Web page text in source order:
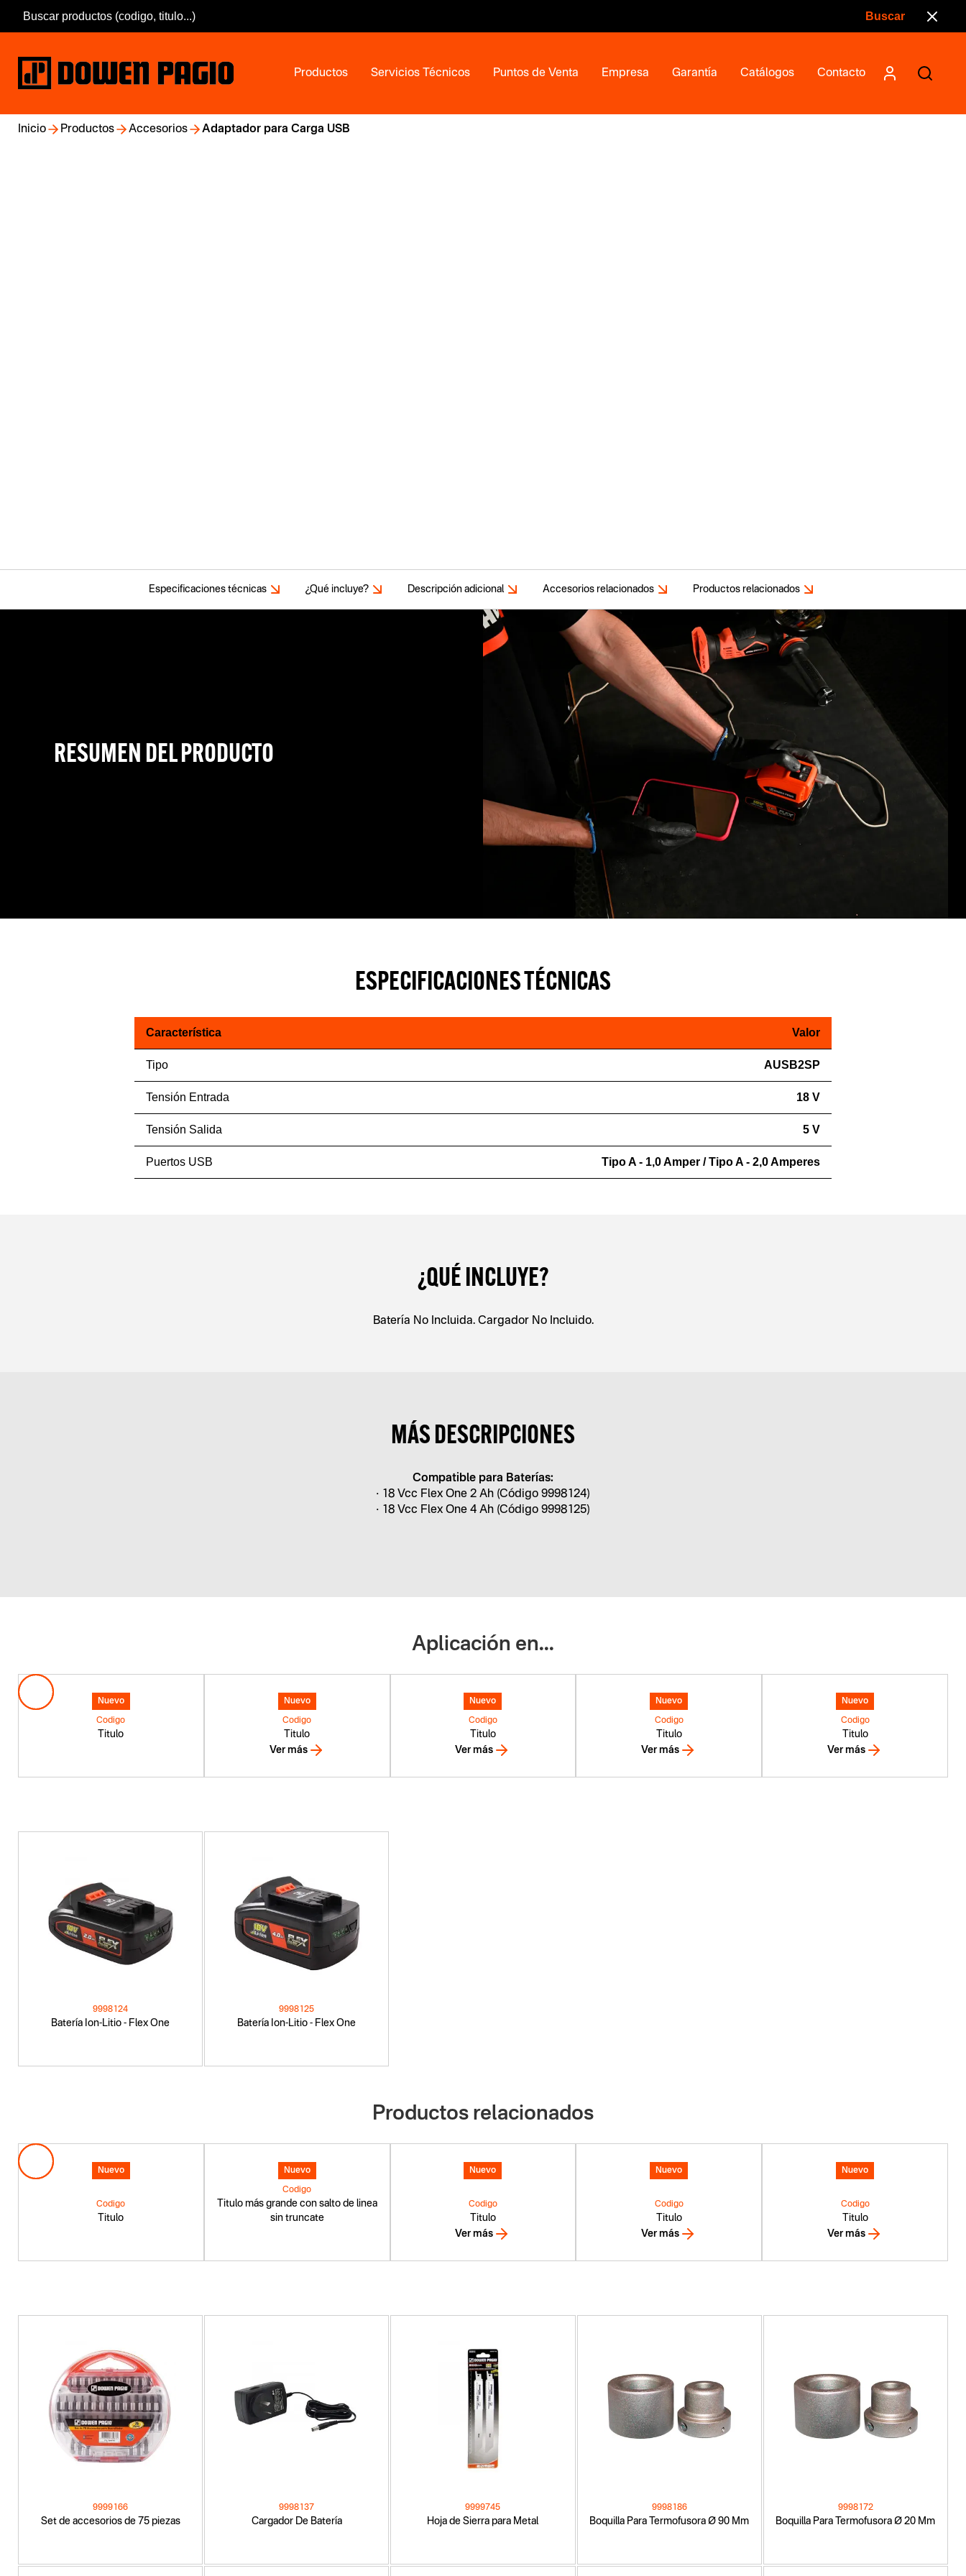
Productos Servicios Técnicos Puntos de Venta Empresa Garantía Catálogos Contacto
Inicio Productos Accesorios Adaptador para Carga USB
Especificaciones técnicas ¿Qué incluye? Descripción adicional Accesorios relacionados Productos relacionados
RESUMEN DEL PRODUCTO
ESPECIFICACIONES TÉCNICAS
Característica Valor
Tipo AUSB2SP
Tensión Entrada 18 V
Tensión Salida 5 V
Puertos USB Tipo A - 1,0 Amper / Tipo A - 2,0 Amperes
¿QUÉ INCLUYE?
Batería No Incluida. Cargador No Incluido.
MÁS DESCRIPCIONES
Compatible para Baterías:
• 18 Vcc Flex One 2 Ah (Código 9998124)
• 18 Vcc Flex One 4 Ah (Código 9998125)
Aplicación en...
Nuevo
Titulo
Codigo
Nuevo
Titulo
Codigo
Ver más
Nuevo
Titulo
Codigo
Ver más
Nuevo
Titulo
Codigo
Ver más
Nuevo
Titulo
Codigo
Ver más
Batería Ion-Litio - Flex One
9998124
Batería Ion-Litio - Flex One
9998125
Productos relacionados
Nuevo
Titulo
Codigo
Nuevo
Titulo más grande con salto de linea
sin truncate
Codigo
Nuevo
Titulo
Codigo
Ver más
Nuevo
Titulo
Codigo
Ver más
Nuevo
Titulo
Codigo
Ver más
Set de accesorios de 75 piezas
9999166
Cargador De Batería
9998137
Hoja de Sierra para Metal
9999745
Boquilla Para Termofusora Ø 90 Mm
9998186
Boquilla Para Termofusora Ø 20 Mm
9998172